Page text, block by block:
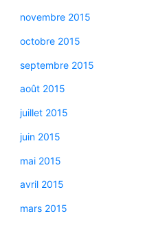
novembre 2015
octobre 2015
septembre 2015
août 2015
juillet 2015
juin 2015
mai 2015
avril 2015
mars 2015